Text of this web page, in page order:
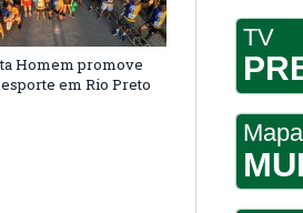
Homem promove
em Rio Preto
TV